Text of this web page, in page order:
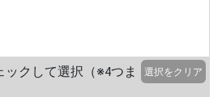
ックして選択（※4つま
選択をクリア